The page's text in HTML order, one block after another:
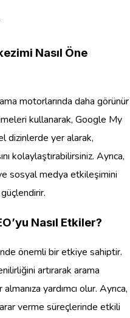
Nasıl Öne
motorlarında daha görünür
kullanarak, Google My
dizinlerde yer alarak,
kolaylaştırabilirsiniz. Ayrıca,
sosyal medya etkileşimini
Nasıl Etkiler?
önemli bir etkiye sahiptir.
artırarak arama
yardımcı olur. Ayrıca,
verme süreçlerinde etkili